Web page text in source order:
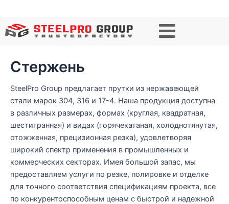
о
к
Стержень
SteelPro Group предлагает прутки из нержавеющей
стали марок 304, 316 и 17-4. Наша продукция доступна
в различных размерах, формах (круглая, квадратная,
шестигранная) и видах (горячекатаная, холоднотянутая,
отожженная, прецизионная резка), удовлетворяя
широкий спектр применения в промышленных и
коммерческих секторах. Имея большой запас, мы
предоставляем услуги по резке, полировке и отделке
для точного соответствия спецификациям проекта, все
по конкурентоспособным ценам с быстрой и надежной